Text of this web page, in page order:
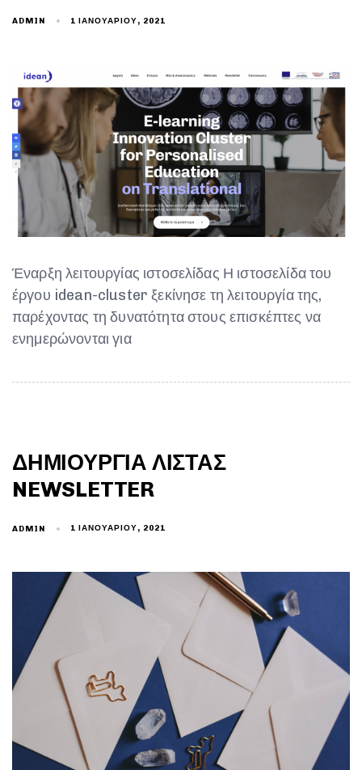
ADMIN 1 ΙΑΝΟΥΑΡΊΟΥ, 2021
Έναρξη λειτουργίας ιστοσελίδας Η ιστοσελίδα του
έργου idean-cluster ξεκίνησε τη λειτουργία της,
παρέχοντας τη δυνατότητα στους επισκέπτες να
ενημερώνονται για
ΔΗΜΙΟΥΡΓΊΑ ΛΊΣΤΑΣ
NEWSLETTER
ADMIN 1 ΙΑΝΟΥΑΡΊΟΥ, 2021